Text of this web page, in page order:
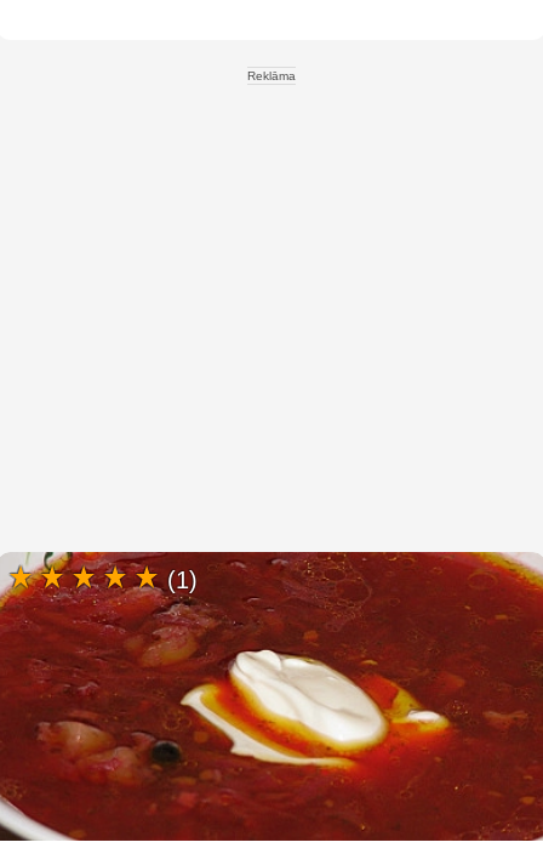
Reklāma
(1)